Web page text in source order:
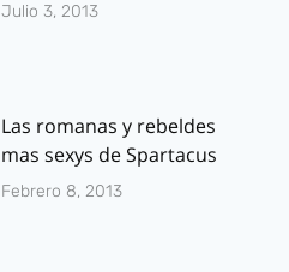
Julio 3, 2013
Las romanas y rebeldes
mas sexys de Spartacus
Febrero 8, 2013